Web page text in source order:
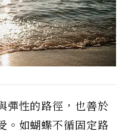
彈性的路徑，也善於
。如蝴蝶不循固定路